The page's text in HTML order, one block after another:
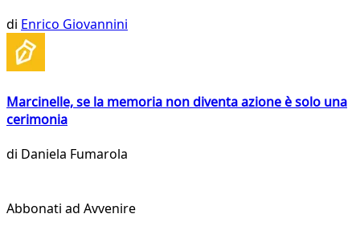
di Enrico Giovannini
Marcinelle, se la memoria non diventa azione è solo una
cerimonia
di Daniela Fumarola
Abbonati ad Avvenire